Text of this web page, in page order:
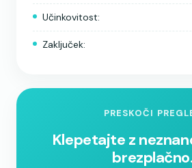
Učinkovitost:
Zaključek:
PRESKOČI
Klepetajte z